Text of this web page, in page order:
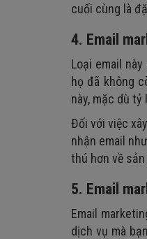
cuối cùng là
4. Email
Loại email
họ đã không
này, mặc dù
Đối với việc
nhận email
thú hơn về
5. Email
Email
dịch vụ mà